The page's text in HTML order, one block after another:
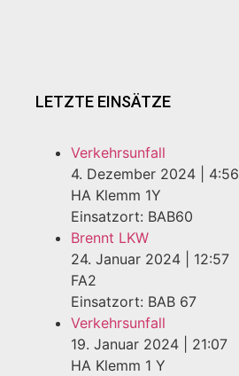
LETZTE EINSÄTZE
Verkehrsunfall
4. Dezember 2024
4:56
HA Klemm 1Y
Einsatzort: BAB60
Brennt LKW
24. Januar 2024
12:57
FA2
Einsatzort: BAB 67
Verkehrsunfall
19. Januar 2024
21:07
HA Klemm 1 Y